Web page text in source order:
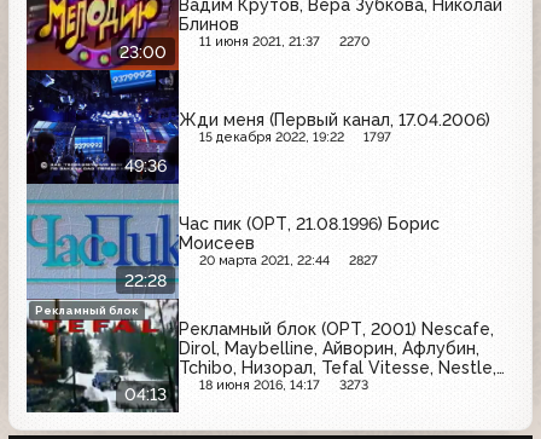
23:00
Вадим Крутов, Вера Зубкова, Николай
Блинов
11 июня 2021, 21:37 2270
49:36
Жди меня (Первый канал, 17.04.2006)
15 декабря 2022, 19:22 1797
22:28
Час пик (ОРТ, 21.08.1996) Борис
Моисеев
20 марта 2021, 22:44 2827
04:13
Рекламный блок (ОРТ, 2001) Nescafe,
Dirol, Maybelline, Айворин, Афлубин,
Tchibo, Низорал, Tefal Vitesse, Nestle,
Pepsodent, Vitrum Calcium
18 июня 2016, 14:17 3273
Рекламный блок